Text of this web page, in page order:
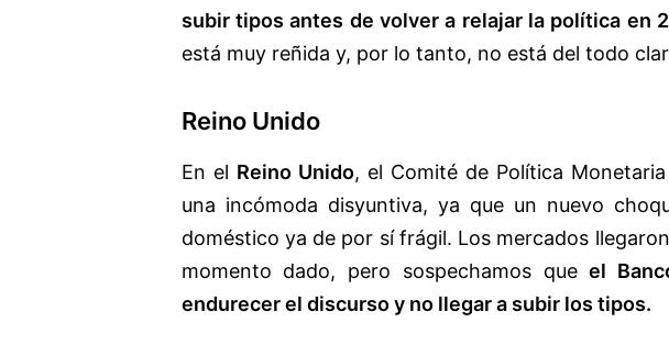
subir tipos antes de volver a relajar la política en
está muy reñida y, por lo tanto, no está del todo
Reino Unido
En el Reino Unido, el Comité de Política
una incómoda disyuntiva, ya que un nuevo
doméstico ya de por sí frágil. Los mercados
momento dado, pero sospechamos queel
endurecer el discurso y no llegar a subir los tipos.